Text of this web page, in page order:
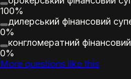
100%
дилерський фінансовий
0%
конгломератний
0%
More questions like this